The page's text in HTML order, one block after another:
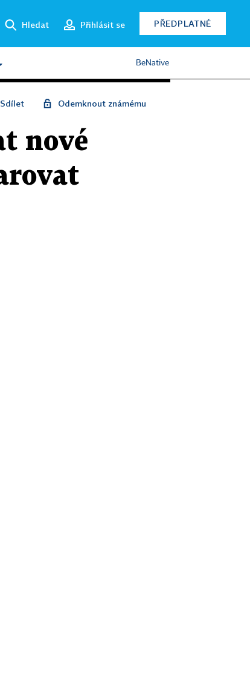
Hledat Přihlásit se PŘEDPLATNÉ
BeNative
Sdílet Odemknout známému
nové